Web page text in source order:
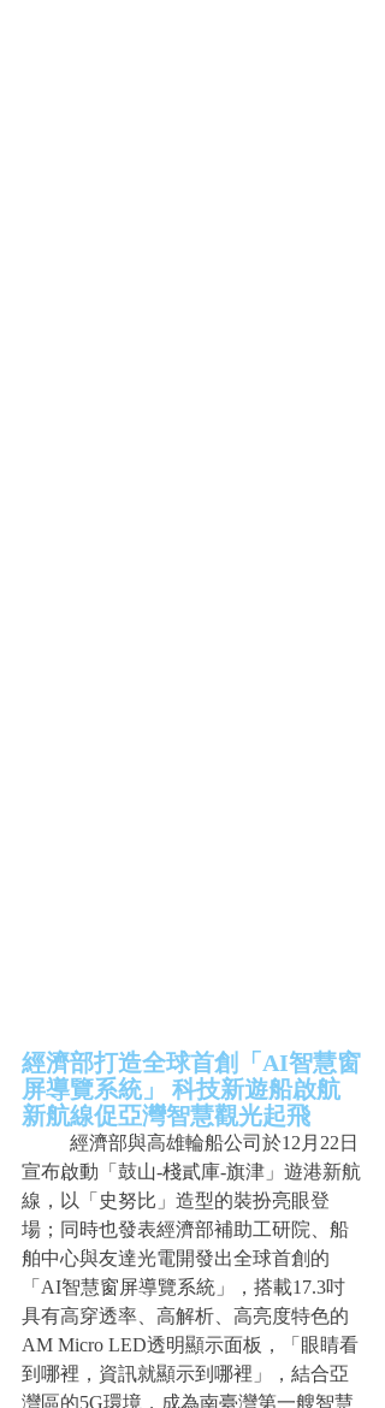
經濟部打造全球首創「AI智慧窗
屏導覽系統」 科技新遊船啟航
新航線促亞灣智慧觀光起飛
宣布啟動「鼓山-棧貳庫-旗津」遊港新航
線，以「史努比」造型的裝扮亮眼登
場；同時也發表經濟部補助工研院、船
舶中心與友達光電開發出全球首創的
「AI智慧窗屏導覽系統」，搭載17.3吋
具有高穿透率、高解析、高亮度特色的
AM Micro LED透明顯示面板，「眼睛看
到哪裡，資訊就顯示到哪裡」，結合亞
灣區的5G環境，成為南臺灣第一艘智慧